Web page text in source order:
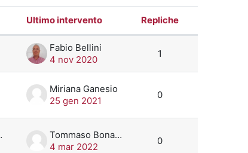
su 3
Ultimo intervento
Repliche
Azioni
Fabio Bellini
4 nov 2020
1
Miriana Ganesio
25 gen 2021
0
Tommaso Bonanomi
4 mar 2022
0